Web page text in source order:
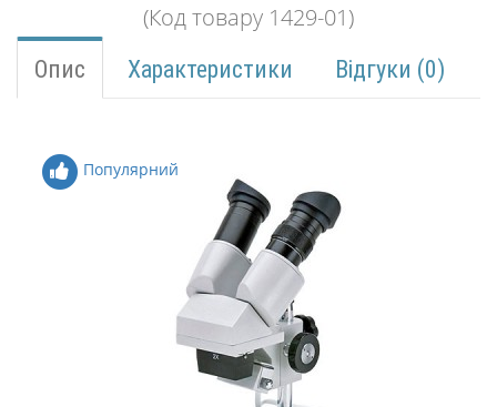
(Код товару 1429-01)
Опис Характеристики Відгуки (0)
Популярний